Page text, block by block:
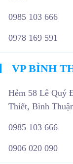
0985 103 666
0978 169 591
VP BÌNH
Hẻm 58 Lê Quý
Thiết, Bình
0985 103 666
0906 020 090